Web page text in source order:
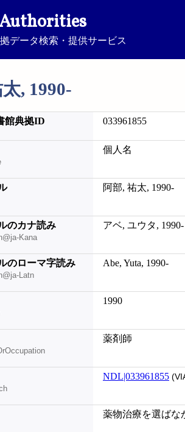
データ検索・提供サービス
, 1990-
館典拠ID 033961855
個人名
阿部, 祐太, 1990-
のカナ読み
Kana
アベ, ユウタ, 1990-
のローマ字読み
Latn
Abe, Yuta, 1990-
1990
薬剤師
NDL|033961855
薬物治療を選ばな